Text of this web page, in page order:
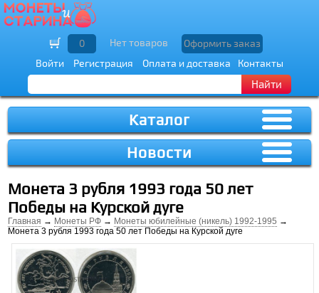
Войти Регистрация Оплата и доставка Контакты
Найти
0 Нет товаров Оформить заказ
Каталог
Новости
Монета 3 рубля 1993 года 50 лет
Победы на Курской дуге
Главная → Монеты РФ → Монеты юбилейные (никель) 1992-1995 →
Монета 3 рубля 1993 года 50 лет Победы на Курской дуге